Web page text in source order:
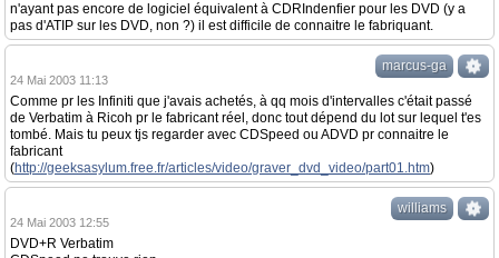
n'ayant pas encore de logiciel équivalent à CDRIndenfier pour les DVD (y a
pas d'ATIP sur les DVD, non ?) il est difficile de connaitre le fabriquant.
marcus-ga
24 Mai 2003 11:13
Comme pr les Infiniti que j'avais achetés, à qq mois d'intervalles c'était passé
de Verbatim à Ricoh pr le fabricant réel, donc tout dépend du lot sur lequel t'es
tombé. Mais tu peux tjs regarder avec CDSpeed ou ADVD pr connaitre le
fabricant
(http://geeksasylum.free.fr/articles/video/graver_dvd_video/part01.htm)
williams
24 Mai 2003 12:55
DVD+R Verbatim